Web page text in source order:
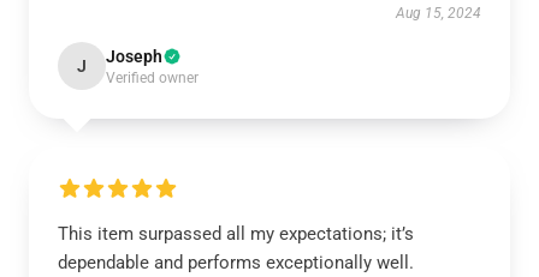
Aug 15, 2024
J Joseph
Verified owner
This item surpassed all my expectations; it’s
dependable and performs exceptionally well.